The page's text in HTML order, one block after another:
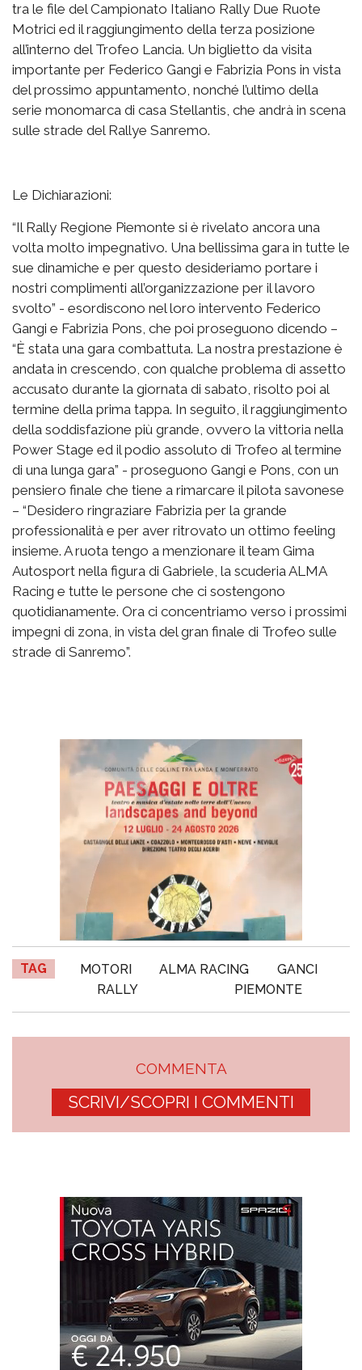
tra le file del Campionato Italiano Rally Due Ruote
Motrici ed il raggiungimento della terza posizione
all’interno del Trofeo Lancia. Un biglietto da visita
importante per Federico Gangi e Fabrizia Pons in vista
del prossimo appuntamento, nonché l’ultimo della
serie monomarca di casa Stellantis, che andrà in scena
sulle strade del Rallye Sanremo.
Le Dichiarazioni:
“Il Rally Regione Piemonte si è rivelato ancora una
volta molto impegnativo. Una bellissima gara in tutte le
sue dinamiche e per questo desideriamo portare i
nostri complimenti all’organizzazione per il lavoro
svolto” - esordiscono nel loro intervento Federico
Gangi e Fabrizia Pons, che poi proseguono dicendo –
“È stata una gara combattuta. La nostra prestazione è
andata in crescendo, con qualche problema di assetto
accusato durante la giornata di sabato, risolto poi al
termine della prima tappa. In seguito, il raggiungimento
della soddisfazione più grande, ovvero la vittoria nella
Power Stage ed il podio assoluto di Trofeo al termine
di una lunga gara” - proseguono Gangi e Pons, con un
pensiero finale che tiene a rimarcare il pilota savonese
– “Desidero ringraziare Fabrizia per la grande
professionalità e per aver ritrovato un ottimo feeling
insieme. A ruota tengo a menzionare il team Gima
Autosport nella figura di Gabriele, la scuderia ALMA
Racing e tutte le persone che ci sostengono
quotidianamente. Ora ci concentriamo verso i prossimi
impegni di zona, in vista del gran finale di Trofeo sulle
strade di Sanremo”.
TAG MOTORI ALMA RACING
GANCI
RALLY
PIEMONTE
COMMENTA
SCRIVI/SCOPRI I COMMENTI